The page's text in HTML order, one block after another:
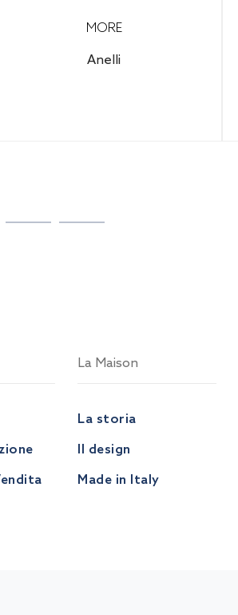
MORE
Anelli
La Maison
La storia
Il design
Made in Italy